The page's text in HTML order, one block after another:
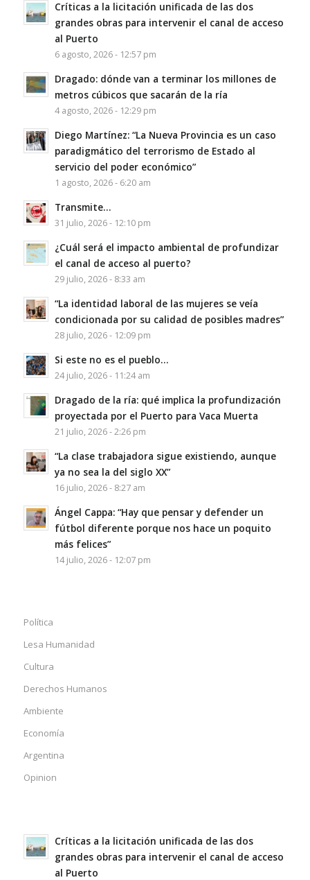
Críticas a la licitación unificada de las dos
grandes obras para intervenir el canal de acceso
al Puerto
6 agosto, 2026 - 12:57 pm
Dragado: dónde van a terminar los millones de
metros cúbicos que sacarán de la ría
4 agosto, 2026 - 12:29 pm
Diego Martínez: “La Nueva Provincia es un caso
paradigmático del terrorismo de Estado al
servicio del poder económico”
1 agosto, 2026 - 6:20 am
Transmite…
31 julio, 2026 - 12:10 pm
¿Cuál será el impacto ambiental de profundizar
el canal de acceso al puerto?
29 julio, 2026 - 8:33 am
“La identidad laboral de las mujeres se veía
condicionada por su calidad de posibles madres”
28 julio, 2026 - 12:09 pm
Si este no es el pueblo…
24 julio, 2026 - 11:24 am
Dragado de la ría: qué implica la profundización
proyectada por el Puerto para Vaca Muerta
21 julio, 2026 - 2:26 pm
“La clase trabajadora sigue existiendo, aunque
ya no sea la del siglo XX”
16 julio, 2026 - 8:27 am
Ángel Cappa: “Hay que pensar y defender un
fútbol diferente porque nos hace un poquito
más felices”
14 julio, 2026 - 12:07 pm
Política
Lesa Humanidad
Cultura
Derechos Humanos
Ambiente
Economía
Argentina
Opinion
Críticas a la licitación unificada de las dos
grandes obras para intervenir el canal de acceso
al Puerto